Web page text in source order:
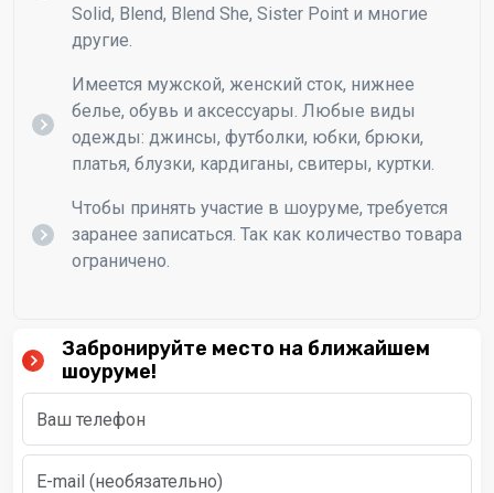
Футболки сток CAN
все! Футболки женские и мужские.
Ваша цена
Цена в ритейле
Вес лота
Solid, Blend, Blend She, Sister Point и многие
другие.
Имеется мужской, женский сток, нижнее
белье, обувь и аксессуары. Любые виды
одежды: джинсы, футболки, юбки, брюки,
платья, блузки, кардиганы, свитеры, куртки.
Чтобы принять участие в шоуруме, требуется
заранее записаться. Так как количество товара
ограничено.
Забронируйте место на ближайшем
шоуруме!